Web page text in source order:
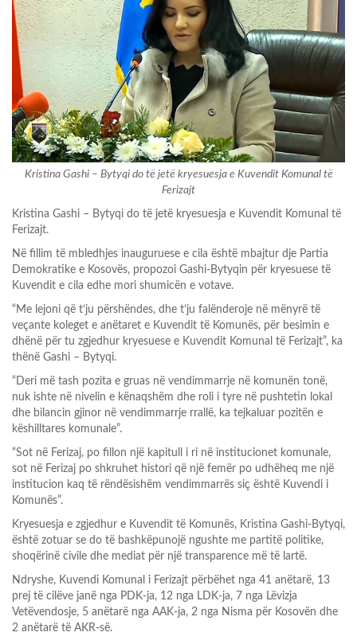
Kristina Gashi – Bytyqi do të jetë kryesuesja e Kuvendit Komunal të
Ferizajt
Kristina Gashi – Bytyqi do të jetë kryesuesja e Kuvendit Komunal të
Ferizajt.
Në fillim të mbledhjes inauguruese e cila është mbajtur dje Partia
Demokratike e Kosovës, propozoi Gashi-Bytyqin për kryesuese të
Kuvendit e cila edhe mori shumicën e votave.
“Me lejoni që t’ju përshëndes, dhe t’ju falënderoje në mënyrë të
veçante koleget e anëtaret e Kuvendit të Komunës, për besimin e
dhënë për tu zgjedhur kryesuese e Kuvendit Komunal të Ferizajt”, ka
thënë Gashi – Bytyqi.
“Deri më tash pozita e gruas në vendimmarrje në komunën tonë,
nuk ishte në nivelin e kënaqshëm dhe roli i tyre në pushtetin lokal
dhe bilancin gjinor në vendimmarrje rrallë, ka tejkaluar pozitën e
këshilltares komunale”.
“Sot në Ferizaj, po fillon një kapitull i ri në institucionet komunale,
sot në Ferizaj po shkruhet histori që një femër po udhëheq me një
institucion kaq të rëndësishëm vendimmarrës siç është Kuvendi i
Komunës”.
Kryesuesja e zgjedhur e Kuvendit të Komunës, Kristina Gashi-Bytyqi,
është zotuar se do të bashkëpunojë ngushte me partitë politike,
shoqërinë civile dhe mediat për një transparence më të lartë.
Ndryshe, Kuvendi Komunal i Ferizajt përbëhet nga 41 anëtarë, 13
prej të cilëve janë nga PDK-ja, 12 nga LDK-ja, 7 nga Lëvizja
Vetëvendosje, 5 anëtarë nga AAK-ja, 2 nga Nisma për Kosovën dhe
2 anëtarë të AKR-së.